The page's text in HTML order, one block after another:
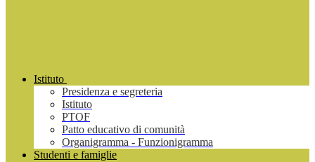
Istituto
Presidenza e segreteria
Istituto
PTOF
Patto educativo di comunità
Organigramma - Funzionigramma
Studenti e famiglie